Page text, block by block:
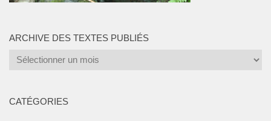
ARCHIVE DES TEXTES PUBLIÉS
Archive
publiés
CATÉGORIES